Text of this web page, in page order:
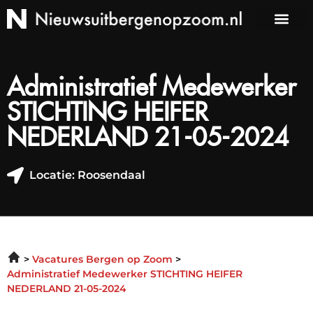
Administratief Medewerker
STICHTING HEIFER
NEDERLAND 21-05-2024
Locatie: Roosendaal
Vacatures Bergen op Zoom
Administratief Medewerker STICHTING HEIFER
NEDERLAND 21-05-2024